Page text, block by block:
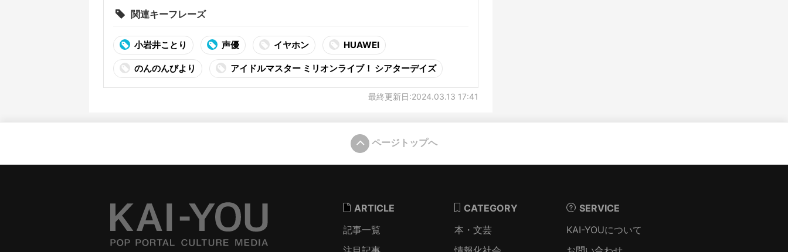
関連キーフレーズ
小岩井ことり 声優 イヤホン HUAWEI
のんのんびより アイドルマスター ミリオンライブ！ シアターデイズ
最終更新日:2024.03.13 17:41
ページトップへ
ARTICLE
記事一覧
CATEGORY
本・文芸
SERVICE
KAI-YOUについて